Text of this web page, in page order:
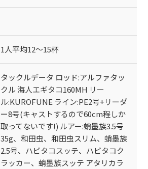
1人平均12～15杯
タックルデータ ロッド:アルファタッ
クル 海人エギタコ160MH リー
ル:KUROFUNE ライン:PE2号+リーダ
ー8号(キャストするので60cm程しか
取ってないです!) ルアー:蛸墨族3.5号
35g、和田虫、和田虫スリム、蛸墨族
2.5号、ハピタコスッテ、ハピタコク
ラッカー、蛸墨族スッテ アタリカラ